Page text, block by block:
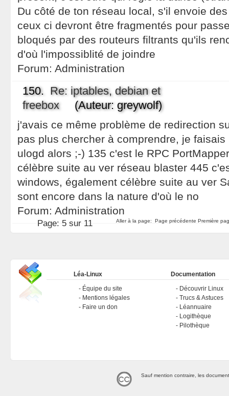
Du côté de ton réseau local, s'il envoie
ceux ci devront être fragmentés pour
bloqués par des routeurs filtrants qu'ils
d'où l'impossiblité de joindre
Forum: Administration
150. Re: iptables, debian et
freebox(Auteur: greywolf)
j'avais ce même problème de redirection
pas plus chercher à comprendre, je
ulogd alors ;-) 135 c'est le RPC
célèbre suite au ver réseau blaster 445
windows, également célèbre suite au ver
sont encore dans la nature d'où le no
Forum: Administration
Aller à la page: Page précédente Première
Page: 5 sur 11
Léa-Linux
Équipe du site
Mentions légales
Faire un don
Documentation
Découvrir Linux
Trucs & Astuces
Léannuaire
Logithèque
Pilothèque
Sauf mention contraire, les